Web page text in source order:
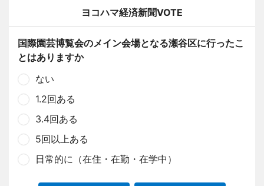
ヨコハマ経済新聞VOTE
国際園芸博覧会のメイン会場となる瀬谷区に行ったこ
とはありますか
ない
1.2回ある
3.4回ある
5回以上ある
日常的に（在住・在勤・在学中）